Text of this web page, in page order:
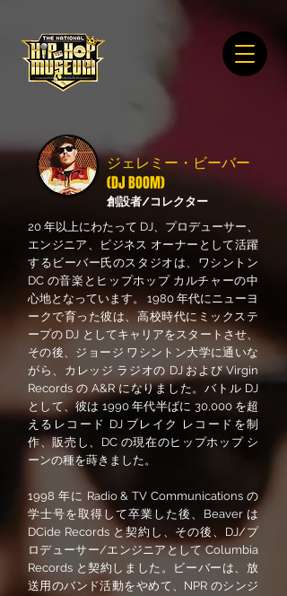
20 年以上にわたって DJ、プロデューサー、
エンジニア、ビジネス オーナーとして活躍
するビーバー氏のスタジオは、ワシントン
DC の音楽とヒップホップ カルチャーの中
心地となっています。 1980 年代にニューヨ
ークで育った彼は、高校時代にミックステ
ープの DJ としてキャリアをスタートさせ、
その後、ジョージ ワシントン大学に通いな
がら、カレッジ ラジオの DJ および Virgin
Records の A&R になりました。バトル DJ
として、彼は 1990 年代半ばに 30,000 を超
えるレコード DJ ブレイク レコードを制
作、販売し、DC の現在のヒップホップ シ
ーンの種を蒔きました。
1998 年に Radio & TV Communications の
学士号を取得して卒業した後、Beaver は
DCide Records と契約し、その後、DJ/プ
ロデューサー/エンジニアとして Columbia
Records と契約しました。ビーバーは、放
送用のバンド活動をやめて、NPR のシンジ
ジェレミー・ビーバー
(DJ BOOM)
創設者/コレクター